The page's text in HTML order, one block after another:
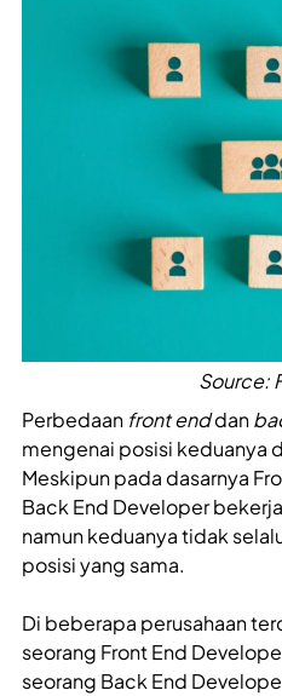
Source:
Perbedaan front enddan
mengenai posisi keduanya
Meskipun pada dasarnya
Back End Developer
namun keduanya tidak
posisi yang sama.
Di beberapa perusahaan
seorang Front End
seorang Back End